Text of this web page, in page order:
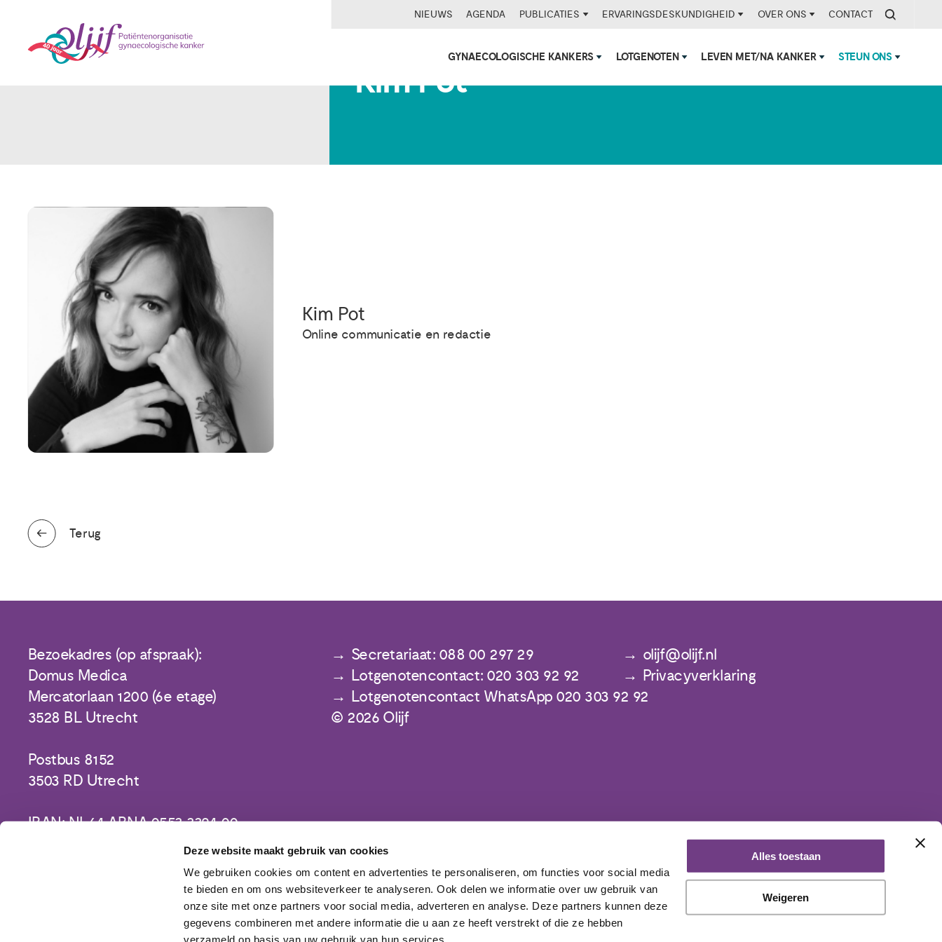
Deze website maakt gebruik van cookies
We gebruiken cookies om content en advertenties te personaliseren, om functies voor social media
te bieden en om ons websiteverkeer te analyseren. Ook delen we informatie over uw gebruik van
onze site met onze partners voor social media, adverteren en analyse. Deze partners kunnen deze
gegevens combineren met andere informatie die u aan ze heeft verstrekt of die ze hebben
verzameld op basis van uw gebruik van hun services.
Alles toestaan
Weigeren
NIEUWS AGENDA PUBLICATIES ERVARINGSDESKUNDIGHEID OVER ONS CONTACT
GYNAECOLOGISCHE KANKERS LOTGENOTEN LEVEN MET/NA KANKER STEUN ONS
Kim Pot
Kim Pot
Online communicatie en redactie
Terug
Bezoekadres (op afspraak):
Domus Medica
Mercatorlaan 1200 (6e etage)
3528 BL Utrecht
Postbus 8152
3503 RD Utrecht
IBAN: NL64 ABNA 0553 3394 00
Secretariaat: 088 00 297 29
olijf@olijf.nl
Lotgenotencontact: 020 303 92 92
Privacyverklaring
Lotgenotencontact WhatsApp 020 303 92 92
© 2026 Olijf
Meld je aan voor de nieuwsbrief